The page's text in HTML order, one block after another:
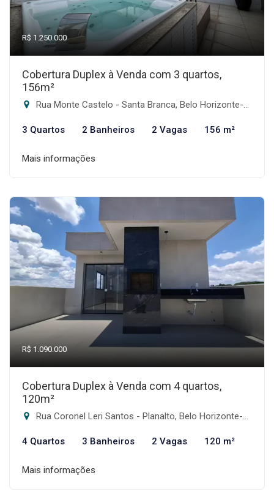
R$ 1.250.000
Cobertura Duplex à Venda com 3 quartos,
156m²
Rua Monte Castelo - Santa Branca, Belo Horizonte-MG
3 Quartos 2 Banheiros 2 Vagas 156 m²
Mais informações
R$ 1.090.000
Cobertura Duplex à Venda com 4 quartos,
120m²
Rua Coronel Leri Santos - Planalto, Belo Horizonte-MG
4 Quartos 3 Banheiros 2 Vagas 120 m²
Mais informações